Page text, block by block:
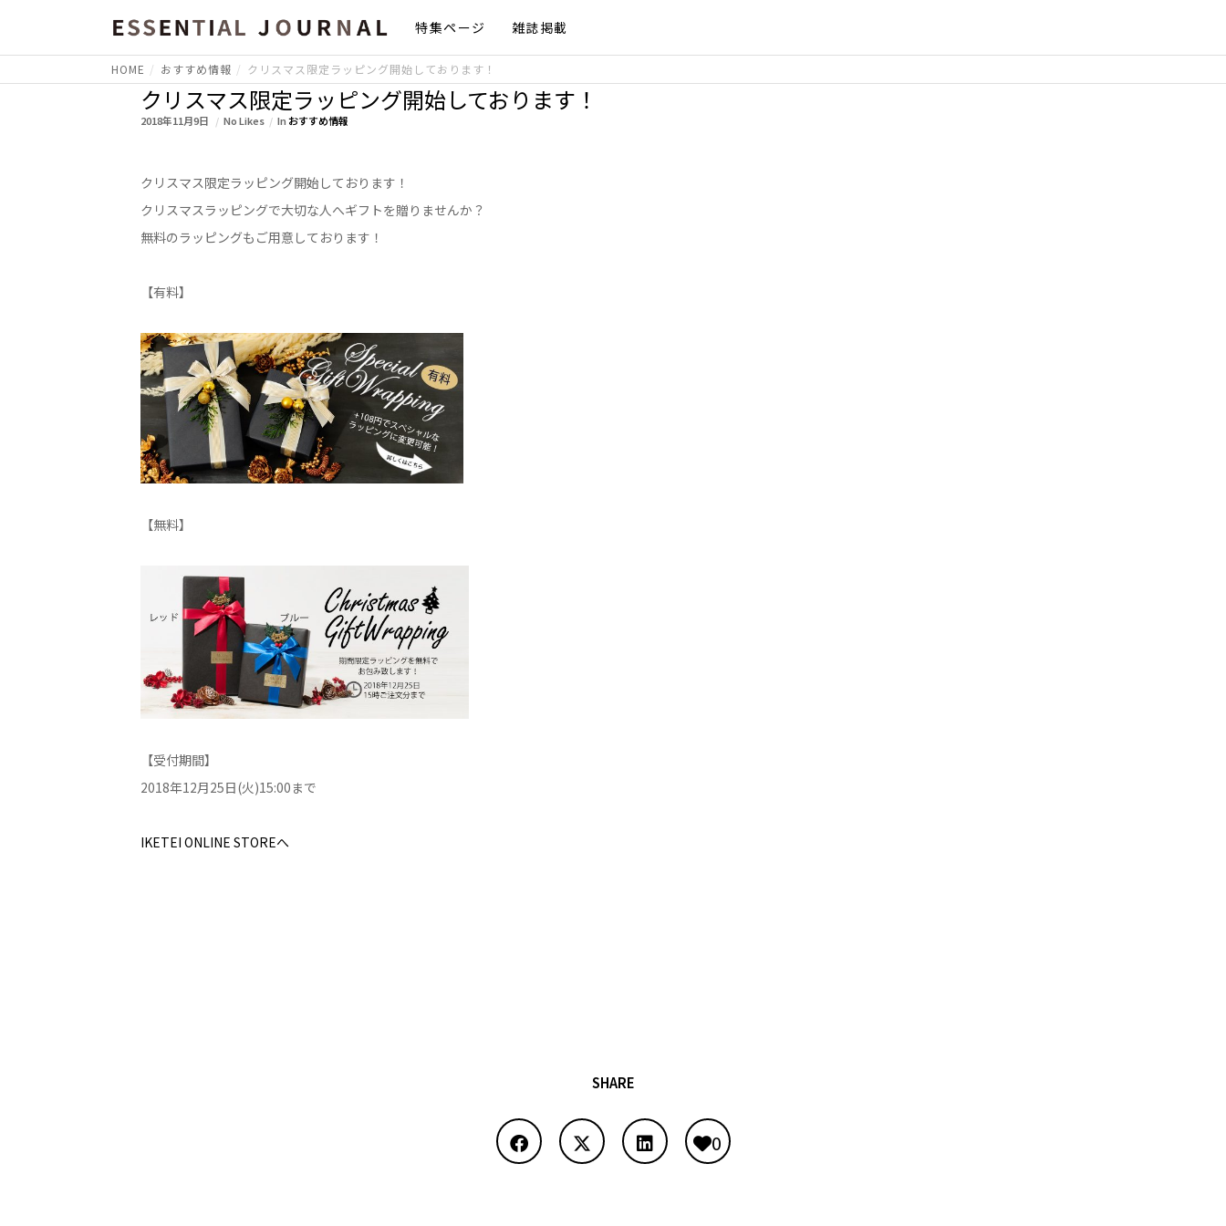
特集ページ 雑誌掲載
HOME おすすめ情報 クリスマス限定ラッピング開始しております！
クリスマス限定ラッピング開始しております！
2018年11月9日 No Likes Inおすすめ情報
クリスマス限定ラッピング開始しております！
クリスマスラッピングで大切な人へギフトを贈りませんか？
無料のラッピングもご用意しております！
【有料】
【無料】
【受付期間】
2018年12月25日(火)15:00まで
IKETEI ONLINE STOREへ
SHARE
0